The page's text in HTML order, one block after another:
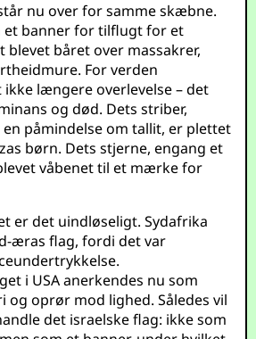
nu over for samme skæbne.
et banner for tilflugt for et
båret over massakrer,
For verden
længere overlevelse – det
og død. Dets striber,
påmindelse om tallit, er plettet
børn. Dets stjerne, engang et
våbenet til et mærke for
er det uindløseligt. Sydafrika
æras flag, fordi det var
i USA anerkendes nu som
og oprør mod lighed. Således vil
det israelske flag: ikke som